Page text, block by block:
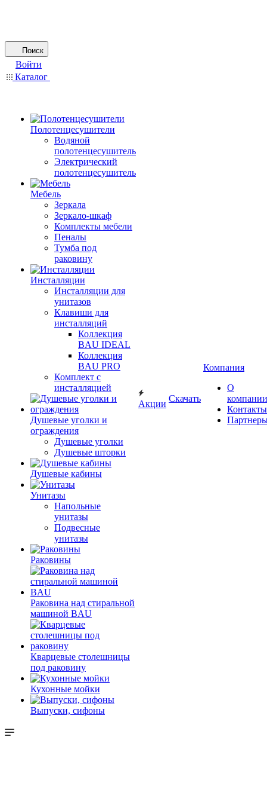
Поиск
Войти
Каталог
Полотенцесушители
Водяной
полотенцесушитель
Электрический
полотенцесушитель
Мебель
Зеркала
Зеркало-шкаф
Комплекты мебели
Пеналы
Тумба под
раковину
Инсталляции
Инсталляции для
унитазов
Клавиши для
инсталляций
Коллекция
BAU IDEAL
Коллекция
BAU PRO
Комплект с
инсталляцией
Душевые уголки и
ограждения
Душевые уголки
Душевые шторки
Душевые кабины
Унитазы
Напольные
унитазы
Подвесные
унитазы
Раковины
Раковина над стиральной
машиной BAU
Кварцевые столешницы
под раковину
Кухонные мойки
Выпуски, сифоны
Акции
Скачать
Компания
О
компании
Контакты